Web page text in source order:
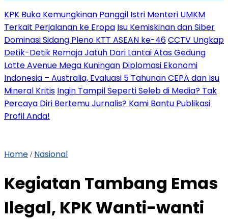
KPK Buka Kemungkinan Panggil Istri Menteri UMKM
Terkait Perjalanan ke Eropa Isu Kemiskinan dan Siber
Dominasi Sidang Pleno KTT ASEAN ke-46CCTV Ungkap
Detik-Detik Remaja Jatuh Dari Lantai Atas Gedung
Lotte Avenue Mega Kuningan Diplomasi Ekonomi
Indonesia – Australia, Evaluasi 5 Tahunan CEPA dan Isu
Mineral Kritis Ingin Tampil Seperti Seleb di Media? Tak
Percaya Diri Bertemu Jurnalis? Kami Bantu Publikasi
Profil Anda!
Home / Nasional
Kegiatan Tambang Emas
Ilegal, KPK Wanti-wanti